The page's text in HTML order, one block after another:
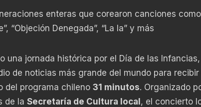
enteras que corearon canciones como
“Objeción Denegada”, “La la” y más
una jornada histórica por el Día de las
de noticias más grande del mundo para recibir
del programa chileno 31 minutos. Organizado
de la Secretaría de Cultura local, el concierto